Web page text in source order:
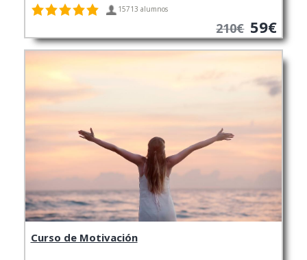
15713 alumnos
210€ 59€
Curso de Motivación